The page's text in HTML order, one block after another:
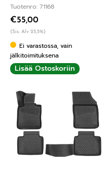
Tuotenro: 71168
€55,00
(Sis. Alv 25,5%)
Ei varastossa, vain
jälkitoimituksena
Lisää Ostoskoriin